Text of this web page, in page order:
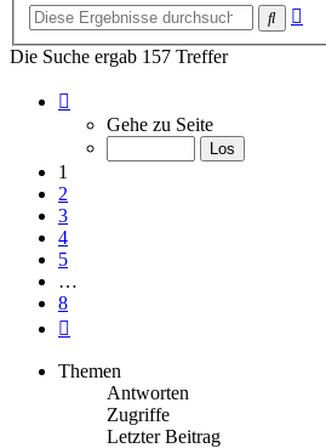
Suche
Die Suche ergab 157 Treffer
von
Gehe zu Seite
1
2
3
4
5
…
8
Themen
Antworten
Zugriffe
Letzter Beitrag